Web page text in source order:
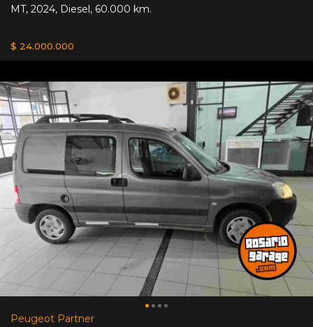
MT, 2024, Diesel, 60.000 km.
$ 24.000.000
Peugeot Partner